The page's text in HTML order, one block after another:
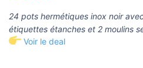
24 pots hermétiques inox noir
étiquettes étanches et 2 moulins
Voir le deal